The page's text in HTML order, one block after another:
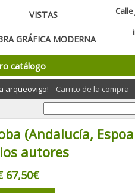
VISTAS
GRÁFICA MODERNA
catálogo
arqueovigo! Carrito de la compra
(Andalucía,
autores
67,50€